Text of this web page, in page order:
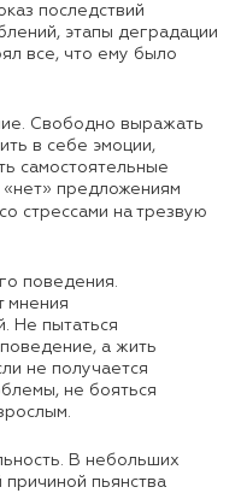
последствий
этапы деградации
все, что ему было
Свободно выражать
в себе эмоции,
самостоятельные
предложениям
со стрессами на трезвую
поведения.
мнения
Не пытаться
а жить
не получается
не бояться
В небольших
причиной пьянства